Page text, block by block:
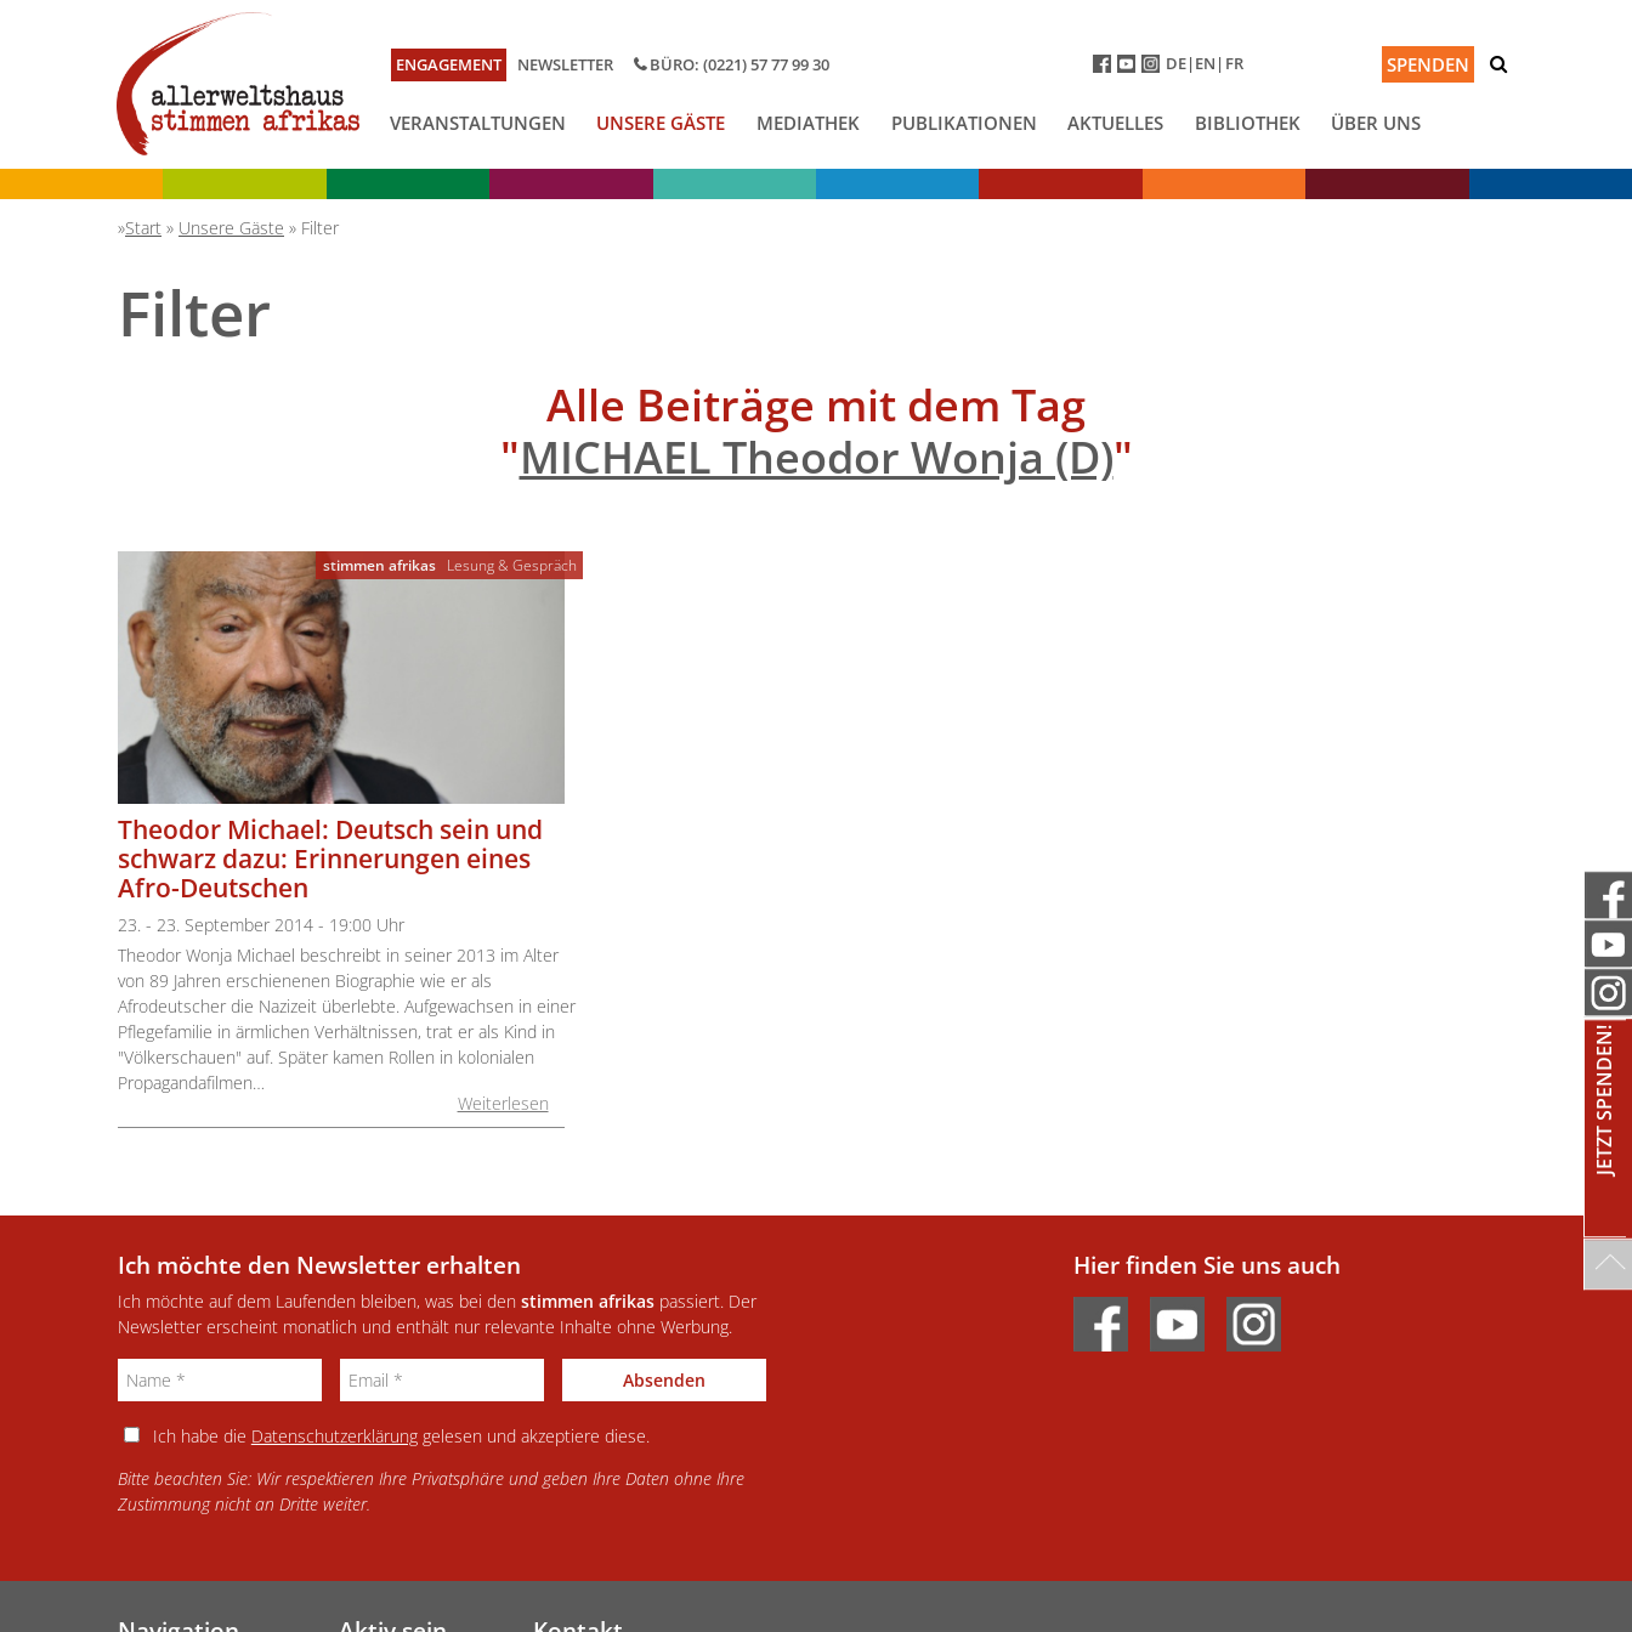
BÜRO: (0221) 57 77 99 30 SPENDEN
ENGAGEMENT NEWSLETTER DE EN FR
VERANSTALTUNGEN UNSERE GÄSTE MEDIATHEK PUBLIKATIONEN AKTUELLES BIBLIOTHEK ÜBER UNS
JETZT SPENDEN!
Start » Unsere Gäste » Filter
Filter
Alle Beiträge mit dem Tag
"MICHAEL Theodor Wonja (D)"
stimmen afrikas Lesung & Gespräch
Theodor Michael: Deutsch sein und
schwarz dazu: Erinnerungen eines
Afro-Deutschen
23. - 23. September 2014 - 19:00 Uhr
Theodor Wonja Michael beschreibt in seiner 2013 im Alter
von 89 Jahren erschienenen Biographie wie er als
Afrodeutscher die Nazizeit überlebte. Aufgewachsen in einer
Pflegefamilie in ärmlichen Verhältnissen, trat er als Kind in
"Völkerschauen" auf. Später kamen Rollen in kolonialen
Propagandafilmen…
Weiterlesen
Ich möchte den Newsletter erhalten
Ich möchte auf dem Laufenden bleiben, was bei den stimmen afrikas passiert. Der
Newsletter erscheint monatlich und enthält nur relevante Inhalte ohne Werbung.
Absenden
Ich habe die Datenschutzerklärunggelesen und akzeptiere diese.
Bitte beachten Sie: Wir respektieren Ihre Privatsphäre und geben Ihre Daten ohne Ihre
Zustimmung nicht an Dritte weiter.
Hier finden Sie uns auch